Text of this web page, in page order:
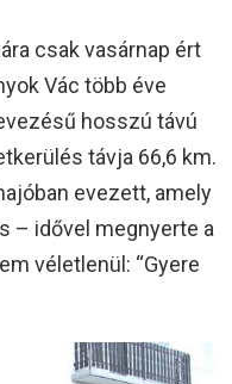
csak vasárnap ért
Vác több éve
hosszú távú
távja 66,6 km.
evezett, amely
– idővel megnyerte a
véletlenül: “Gyere